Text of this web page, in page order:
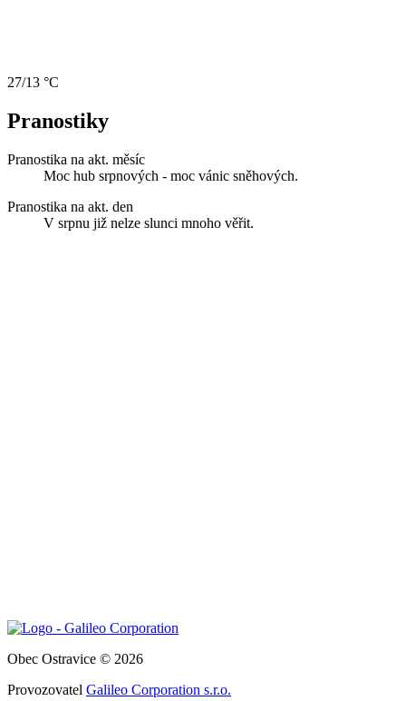
27/13 °C
Pranostiky
Pranostika na akt. měsíc
Moc hub srpnových - moc vánic sněhových.
Pranostika na akt. den
V srpnu již nelze slunci mnoho věřit.
Obec Ostravice © 2026
Provozovatel Galileo Corporation s.r.o.